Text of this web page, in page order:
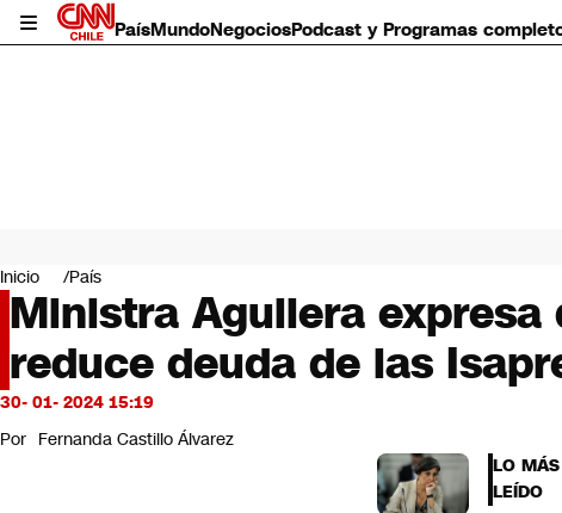
PaísMundoNegociosPodcast y Programas
Mundo
Negocios
Deportes
Programas completos
Cultura
Servicios
Bits
CNN Data
Inicio País
Ministra Aguilera
reduce deuda de las
30- 01- 2024 15:19
Por Fernanda Castillo Álvarez
LO MÁS
LEÍDO